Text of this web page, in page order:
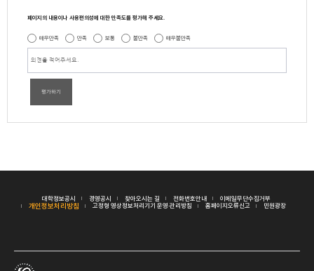
페이지의 내용이나 사용편의성에 대한 만족도를 평가해 주세요.
매우만족 만족 보통 불만족 매우불만족
평가하기
대학정보공시 경영공시 찾아오시는 길 전화번호안내 이메일무단수집거부
개인정보처리방침 고정형 영상정보처리기기 운영·관리방침 홈페이지오류신고 민원광장